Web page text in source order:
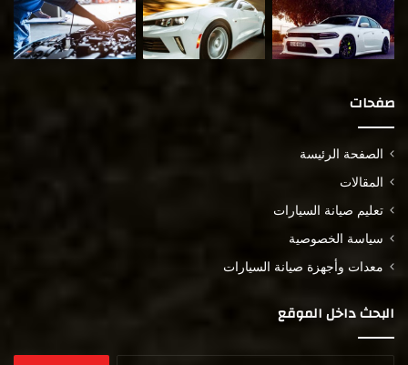
صفحات
الصفحة الرئيسة
المقالات
تعليم صيانة السيارات
سياسة الخصوصية
معدات وأجهزة صيانة السيارات
البحث داخل الموقع